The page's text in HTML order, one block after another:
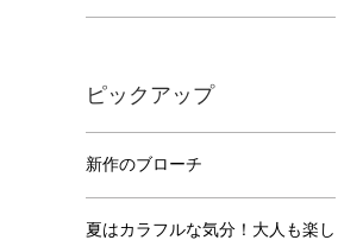
ピックアップ
新作のブローチ
夏はカラフルな気分！大人も楽し